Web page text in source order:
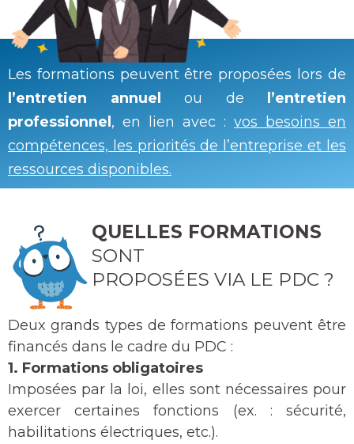
Les formations peuvent être proposées lors de
l’entretien annuel
ou de
l’entretien
professionnel , en lien avec : vos besoins en
compétences, les priorités de l’entreprise et les
ressources disponibles.
QUELLES FORMATIONS
SONT
PROPOSÉES VIA LE PDC ?
Deux grands types de formations peuvent être
financés dans le cadre du PDC :
1. Formations obligatoires
Imposées par la loi, elles sont nécessaires pour
exercer certaines fonctions (ex. : sécurité,
habilitations électriques, etc.).